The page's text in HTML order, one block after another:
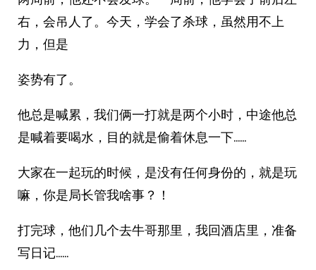
右，会吊人了。今天，学会了杀球，虽然用不上
力，但是
姿势有了。
他总是喊累，我们俩一打就是两个小时，中途他总
是喊着要喝水，目的就是偷着休息一下……
大家在一起玩的时候，是没有任何身份的，就是玩
嘛，你是局长管我啥事？！
打完球，他们几个去牛哥那里，我回酒店里，准备
写日记……